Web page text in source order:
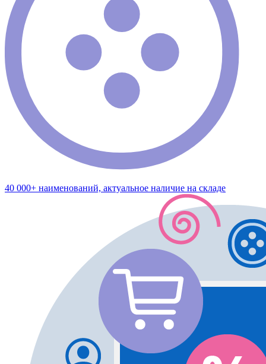
40 000+ наименований, актуальное наличие на складе